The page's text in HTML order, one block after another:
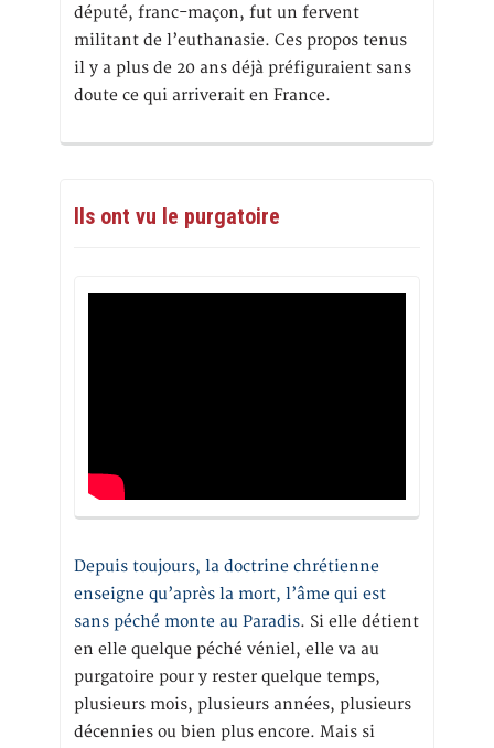
député, franc-maçon, fut un fervent
militant de l’euthanasie. Ces propos tenus
il y a plus de 20 ans déjà préfiguraient sans
doute ce qui arriverait en France.
Ils ont vu le purgatoire
Depuis toujours, la doctrine chrétienne
enseigne qu’après la mort, l’âme qui est
sans péché monte au Paradis. Si elle détient
en elle quelque péché véniel, elle va au
purgatoire pour y rester quelque temps,
plusieurs mois, plusieurs années, plusieurs
décennies ou bien plus encore. Mais si